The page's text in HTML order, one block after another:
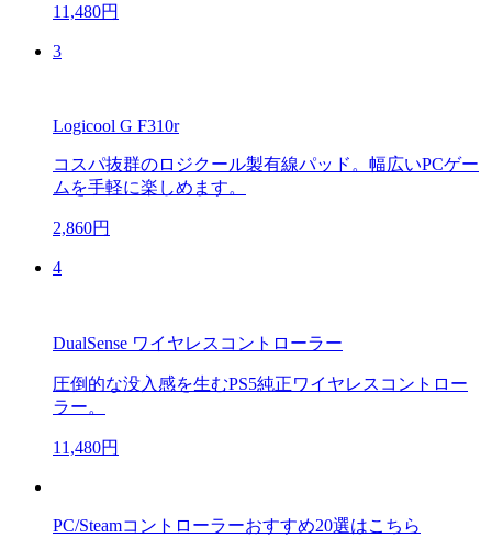
11,480円
3
Logicool G F310r
コスパ抜群のロジクール製有線パッド。幅広いPCゲー
ムを手軽に楽しめます。
2,860円
4
DualSense ワイヤレスコントローラー
圧倒的な没入感を生むPS5純正ワイヤレスコントロー
ラー。
11,480円
PC/Steamコントローラーおすすめ20選はこちら